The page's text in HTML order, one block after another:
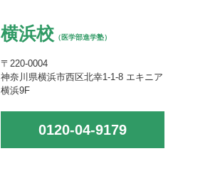
横浜校 （医学部進学塾）
〒220-0004
神奈川県横浜市西区北幸1-1-8 エキニア
横浜9F
0120-04-9179